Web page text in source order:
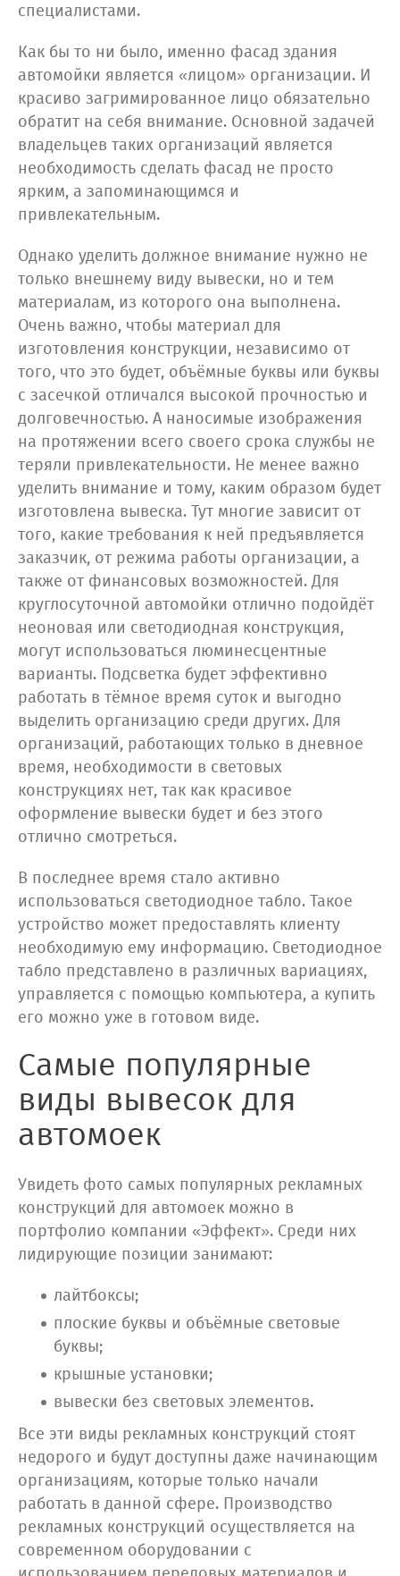
специалистами.
Как бы то ни было, именно фасад здания
автомойки является «лицом» организации. И
красиво загримированное лицо обязательно
обратит на себя внимание. Основной задачей
владельцев таких организаций является
необходимость сделать фасад не просто
ярким, а запоминающимся и
привлекательным.
Однако уделить должное внимание нужно не
только внешнему виду вывески, но и тем
материалам, из которого она выполнена.
Очень важно, чтобы материал для
изготовления конструкции, независимо от
того, что это будет, объёмные буквы или буквы
с засечкой отличался высокой прочностью и
долговечностью. А наносимые изображения
на протяжении всего своего срока службы не
теряли привлекательности. Не менее важно
уделить внимание и тому, каким образом будет
изготовлена вывеска. Тут многие зависит от
того, какие требования к ней предъявляется
заказчик, от режима работы организации, а
также от финансовых возможностей. Для
круглосуточной автомойки отлично подойдёт
неоновая или светодиодная конструкция,
могут использоваться люминесцентные
варианты. Подсветка будет эффективно
работать в тёмное время суток и выгодно
выделить организацию среди других. Для
организаций, работающих только в дневное
время, необходимости в световых
конструкциях нет, так как красивое
оформление вывески будет и без этого
отлично смотреться.
В последнее время стало активно
использоваться светодиодное табло. Такое
устройство может предоставлять клиенту
необходимую ему информацию. Светодиодное
табло представлено в различных вариациях,
управляется с помощью компьютера, а купить
его можно уже в готовом виде.
Самые популярные
виды вывесок для
автомоек
Увидеть фото самых популярных рекламных
конструкций для автомоек можно в
портфолио компании «Эффект». Среди них
лидирующие позиции занимают:
лайтбоксы;
плоские буквы и объёмные световые
буквы;
крышные установки;
вывески без световых элементов.
Все эти виды рекламных конструкций стоят
недорого и будут доступны даже начинающим
организациям, которые только начали
работать в данной сфере. Производство
рекламных конструкций осуществляется на
современном оборудовании с